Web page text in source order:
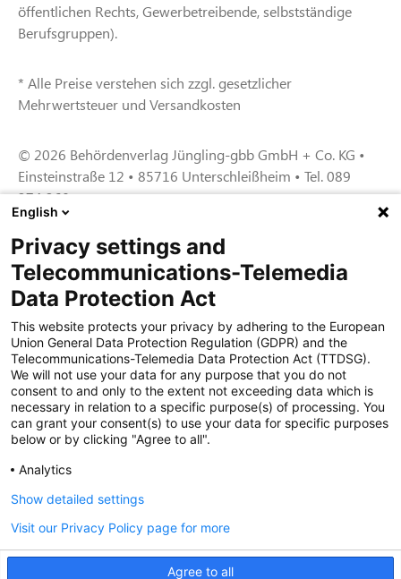
öffentlichen Rechts, Gewerbetreibende, selbstständige
Berufsgruppen).
* Alle Preise verstehen sich zzgl. gesetzlicher
Mehrwertsteuer und Versandkosten
© 2026 Behördenverlag Jüngling-gbb GmbH + Co. KG •
Einsteinstraße 12 • 85716 Unterschleißheim • Tel. 089
374 360
Zertifiziert für das Sicherheitsmanagem
entsystem unter TU4® durch TÜViT Essen
Zertifiziert für das QM-System nach DIN EN
ISO 9001: 2015, Reg.-Nr. 44 100 091350
durch TÜV NORD CERT
Zertifiziert für Sicherheits- und
Zertifiziert als qualifiziertes Unternehmen für
öffentliche Aufträge durch das ABZ Bayern
English
Privacy settings and
Telecommunications-Telemedia
Data Protection Act
This website protects your privacy by adhering to the European
Union General Data Protection Regulation (GDPR) and the
Telecommunications-Telemedia Data Protection Act (TTDSG).
We will not use your data for any purpose that you do not
consent to and only to the extent not exceeding data which is
necessary in relation to a specific purpose(s) of processing. You
can grant your consent(s) to use your data for specific purposes
below or by clicking "Agree to all".
Analytics
Agree to all
Show detailed settings
Visit our Privacy Policy page for more